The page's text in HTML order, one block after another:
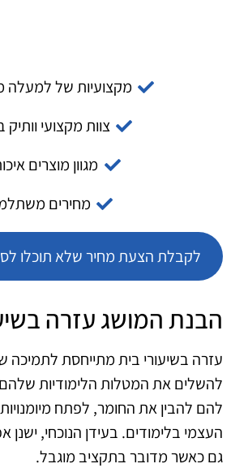
מקצועיות של למעלה מ- 14
צוות מקצועי
מגוון מוצרים
מחירים
לקבלת הצעת מחיר שלא תוכלו
הבנת המושג עזרה
עזרה בשיעורי בית מתייחסת לתמיכה
להשלים את המטלות הלימודיות
להם להבין את החומר, לפתח
העצמי בלימודים. בעידן הנוכחי, ישנן
גם כאשר מדובר בתקציב מוגבל.